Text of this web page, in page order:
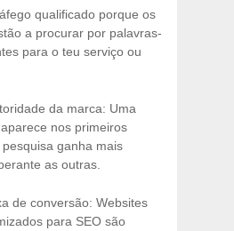
qualificado porque os
a procurar por palavras-
para o teu serviço ou
da marca: Uma
nos primeiros
ganha mais
as outras.
de conversão: Websites
para SEO são